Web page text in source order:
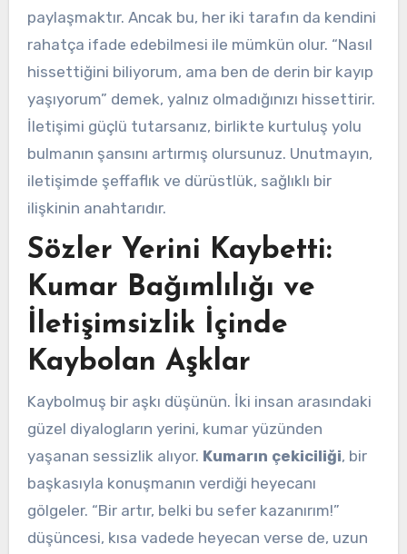
paylaşmaktır. Ancak bu, her iki tarafın da kendini
rahatça ifade edebilmesi ile mümkün olur. “Nasıl
hissettiğini biliyorum, ama ben de derin bir kayıp
yaşıyorum” demek, yalnız olmadığınızı hissettirir.
İletişimi güçlü tutarsanız, birlikte kurtuluş yolu
bulmanın şansını artırmış olursunuz. Unutmayın,
iletişimde şeffaflık ve dürüstlük, sağlıklı bir
ilişkinin anahtarıdır.
Sözler Yerini Kaybetti:
Kumar Bağımlılığı ve
İletişimsizlik İçinde
Kaybolan Aşklar
Kaybolmuş bir aşkı düşünün. İki insan arasındaki
güzel diyalogların yerini, kumar yüzünden
yaşanan sessizlik alıyor. Kumarın çekiciliği, bir
başkasıyla konuşmanın verdiği heyecanı
gölgeler. “Bir artır, belki bu sefer kazanırım!”
düşüncesi, kısa vadede heyecan verse de, uzun